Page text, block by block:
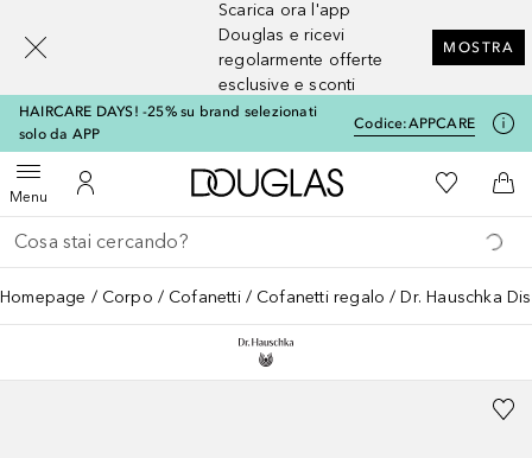
Scarica ora l'app
Douglas e ricevi
regolarmente offerte
esclusive e sconti
MOSTRA
HAIRCARE DAYS! -25% su brand selezionati
solo da APP
Codice:APPCARE
MenuApri menuAl Mio Account
A Douglas HomeAlla Mia
Al
Torna indietro
Esegui ricerca
Homepage Corpo Cofanetti Cofanetti regalo Dr. Hauschka
[navigation.slideout.screenreader]